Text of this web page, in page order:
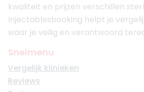
kwaliteit en prijzen verschillen
Injectablesbooking helpt je
waar je veilig en verantwoord
Snelmenu
Vergelijk klinieken
Reviews